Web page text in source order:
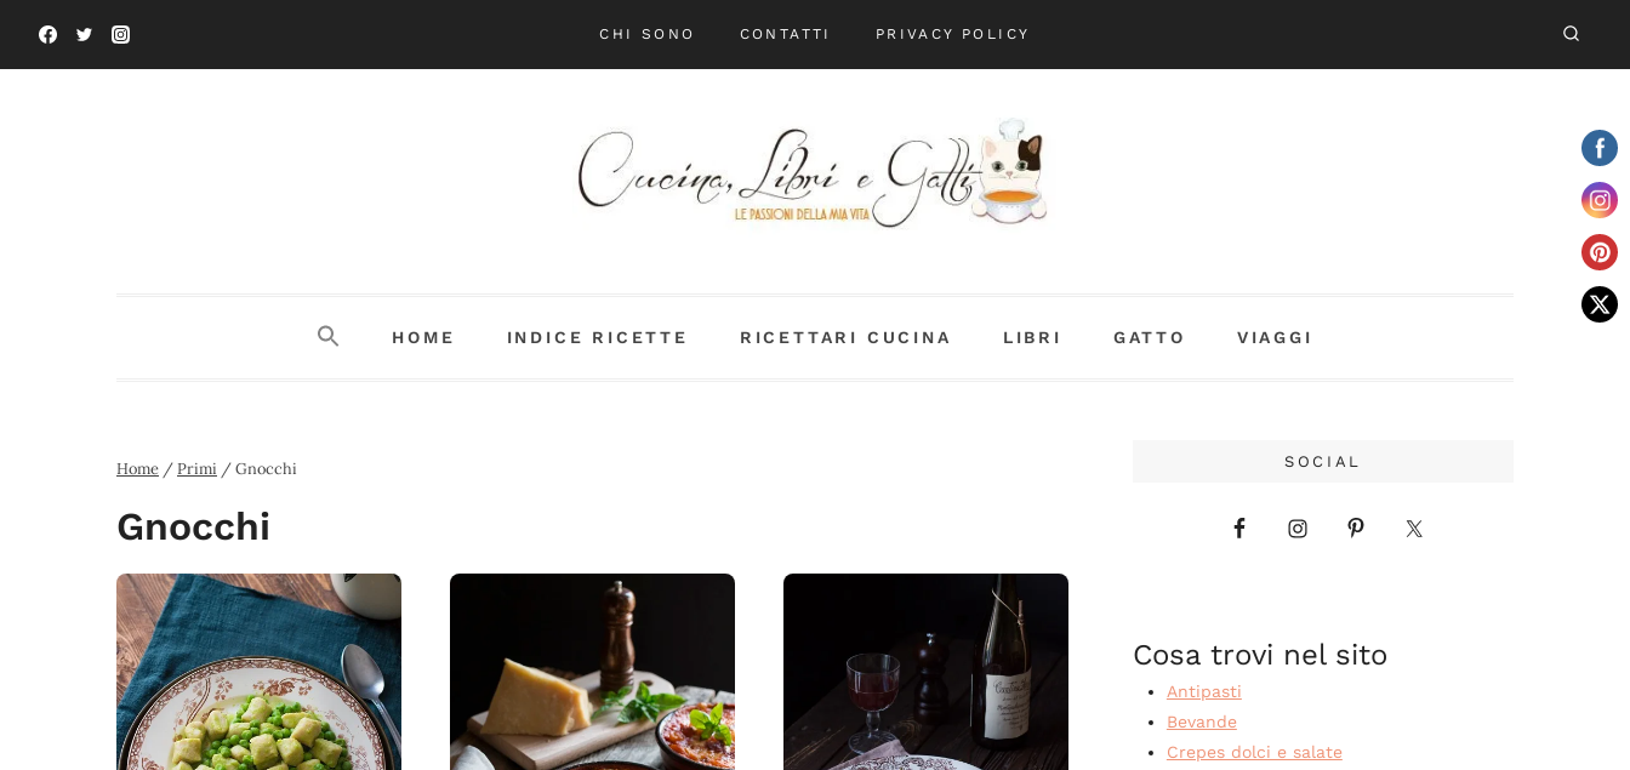
CHI SONO CONTATTI PRIVACY POLICY
HOME INDICE RICETTE RICETTARI CUCINA LIBRI GATTO VIAGGI
Home /Primi /Gnocchi
Gnocchi
SOCIAL
Cosa trovi nel sito
Antipasti
Bevande
Crepes dolci e salate